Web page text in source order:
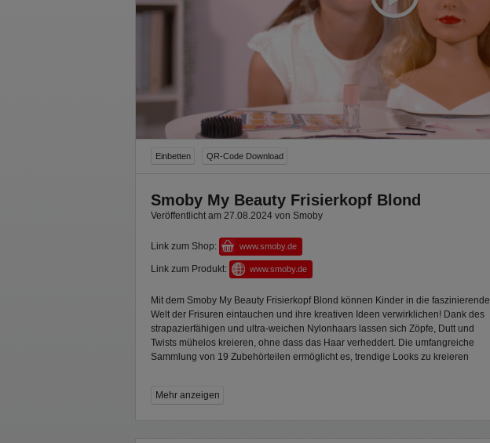
Einbetten QR-Code Download
Smoby My Beauty Frisierkopf Blond
Veröffentlicht am 27.08.2024 von Smoby
Link zum Shop: www.smoby.de
Link zum Produkt: www.smoby.de
Mit dem Smoby My Beauty Frisierkopf Blond können Kinder in die faszinierende
Welt der Frisuren eintauchen und ihre kreativen Ideen verwirklichen! Dank des
strapazierfähigen und ultra-weichen Nylonhaars lassen sich Zöpfe, Dutt und
Twists mühelos kreieren, ohne dass das Haar verheddert. Die umfangreiche
Sammlung von 19 Zubehörteilen ermöglicht es, trendige Looks zu kreieren
wenn es mit kaltem Wasser in Berührung kommt. Einfach etwas Eiswasser auf
Mehr anzeigen